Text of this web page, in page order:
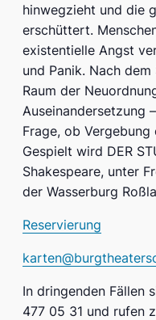
hinwegzieht und die
erschüttert.
existentielle Angst
und Panik. Nach
Raum der
Auseinandersetzung
Frage, ob
Gespielt wird DER
Shakespeare, unter
der Wasserburg
Reservierung
In dringenden Fällen
477 05 31 und rufen